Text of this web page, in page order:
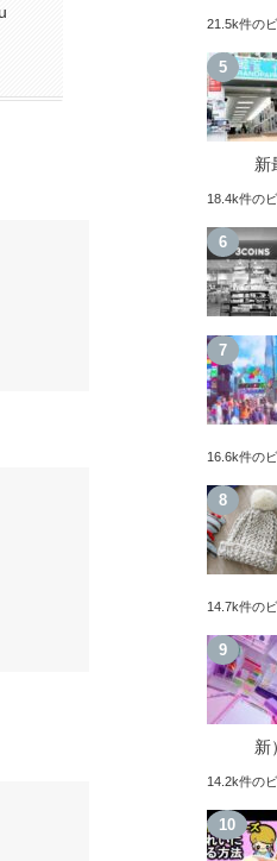
21.5k件の
新
18.4k件の
16.6k件の
14.7k件の
新）
14.2k件の